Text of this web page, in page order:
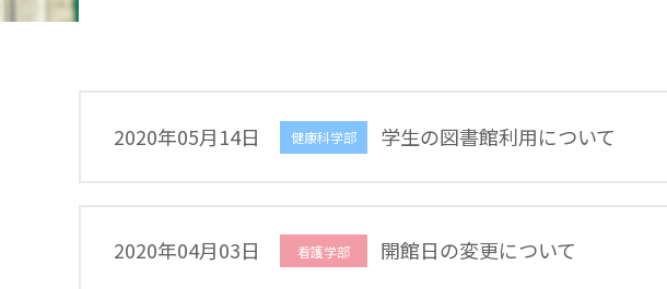
2020年05月14日 健康科学部 学生の図書館利用について
2020年04月03日 看護学部 開館日の変更について